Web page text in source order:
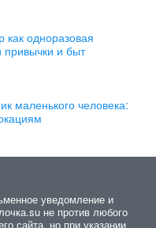
одноразовая
и быт
маленького человека:
уведомление и
не против любого
сайта, но при указании